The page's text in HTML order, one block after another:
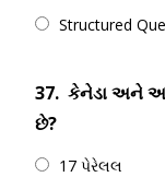
Structured
37. કેનેડા અને
છે?
17 પેરેલલ